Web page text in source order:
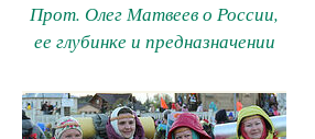
Прот. Олег Матвеев о России,
ее глубинке и предназначении